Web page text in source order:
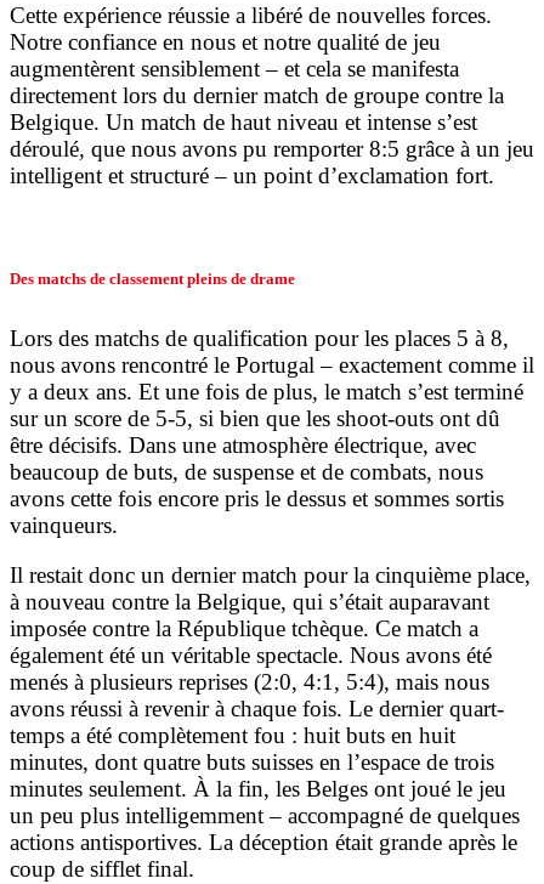
Cette expérience réussie a libéré de nouvelles forces.
Notre confiance en nous et notre qualité de jeu
augmentèrent sensiblement – et cela se manifesta
directement lors du dernier match de groupe contre la
Belgique. Un match de haut niveau et intense s’est
déroulé, que nous avons pu remporter 8:5 grâce à un jeu
intelligent et structuré – un point d’exclamation fort.
Des matchs de classement pleins de drame
Lors des matchs de qualification pour les places 5 à 8,
nous avons rencontré le Portugal – exactement comme il
y a deux ans. Et une fois de plus, le match s’est terminé
sur un score de 5-5, si bien que les shoot-outs ont dû
être décisifs. Dans une atmosphère électrique, avec
beaucoup de buts, de suspense et de combats, nous
avons cette fois encore pris le dessus et sommes sortis
vainqueurs.
Il restait donc un dernier match pour la cinquième place,
à nouveau contre la Belgique, qui s’était auparavant
imposée contre la République tchèque. Ce match a
également été un véritable spectacle. Nous avons été
menés à plusieurs reprises (2:0, 4:1, 5:4), mais nous
avons réussi à revenir à chaque fois. Le dernier quart-
temps a été complètement fou : huit buts en huit
minutes, dont quatre buts suisses en l’espace de trois
minutes seulement. À la fin, les Belges ont joué le jeu
un peu plus intelligemment – accompagné de quelques
actions antisportives. La déception était grande après le
coup de sifflet final.